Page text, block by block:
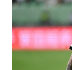
a oleosidade
de limpeza e
Rótulos com
sensívelou
Também vale